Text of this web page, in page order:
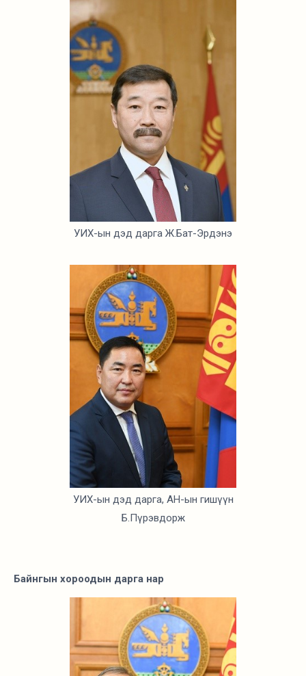
УИХ-ын дэд дарга Ж.Бат-Эрдэнэ
УИХ-ын дэд дарга, АН-ын гишүүн
Б.Пүрэвдорж
Байнгын хороодын дарга нар